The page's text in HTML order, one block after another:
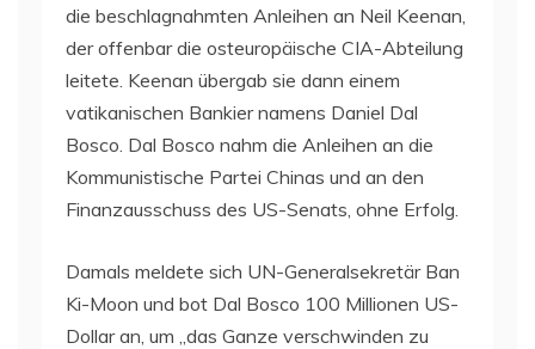
die beschlagnahmten Anleihen an Neil Keenan,
der offenbar die osteuropäische CIA-Abteilung
leitete. Keenan übergab sie dann einem
vatikanischen Bankier namens Daniel Dal
Bosco. Dal Bosco nahm die Anleihen an die
Kommunistische Partei Chinas und an den
Finanzausschuss des US-Senats, ohne Erfolg.
Damals meldete sich UN-Generalsekretär Ban
Ki-Moon und bot Dal Bosco 100 Millionen US-
Dollar an, um „das Ganze verschwinden zu